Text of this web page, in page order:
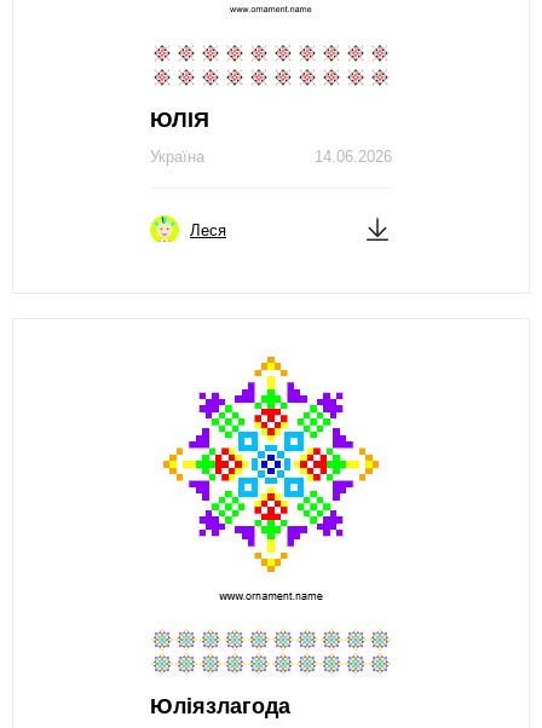
ЮЛІЯ
14.06.2026
Україна
Леся
Юліязлагода